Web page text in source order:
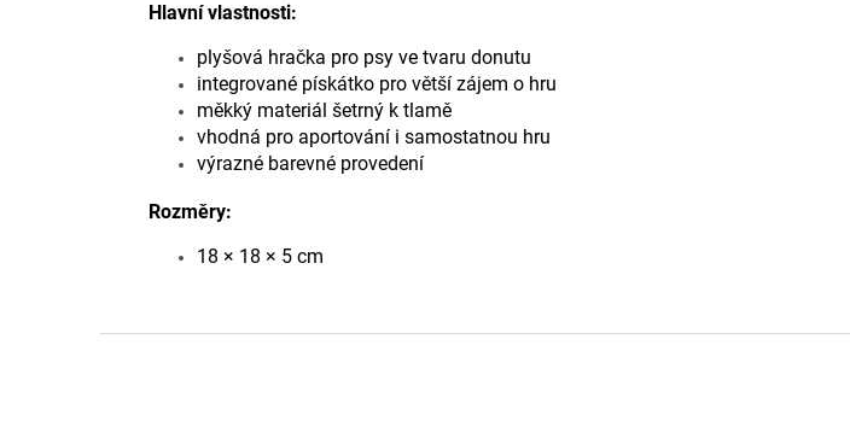
Hlavní vlastnosti:
plyšová hračka pro psy ve tvaru donutu
integrované pískátko pro větší zájem o hru
měkký materiál šetrný k tlamě
vhodná pro aportování i samostatnou hru
výrazné barevné provedení
Rozměry:
18 × 18 × 5 cm